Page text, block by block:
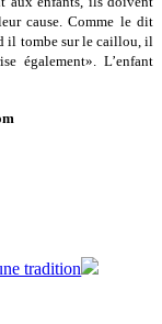
cause. Comme le dit
il tombe sur le caillou, il
également». L’enfant
tradition